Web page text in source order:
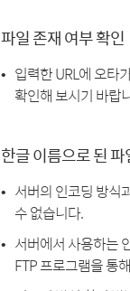
파일 존재 여부 확인
입력한 URL에 오타
확인해 보시기 바랍
한글 이름으로 된
서버의 인코딩 방식
수 없습니다.
서버에서 사용하는
FTP 프로그램을 통